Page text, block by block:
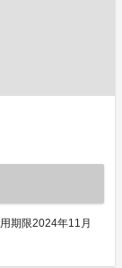
期限2024年11月